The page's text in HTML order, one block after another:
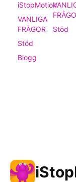
iStopMotion
VANLIGA
FRÅGOR
Stöd
Blogg
Stöd